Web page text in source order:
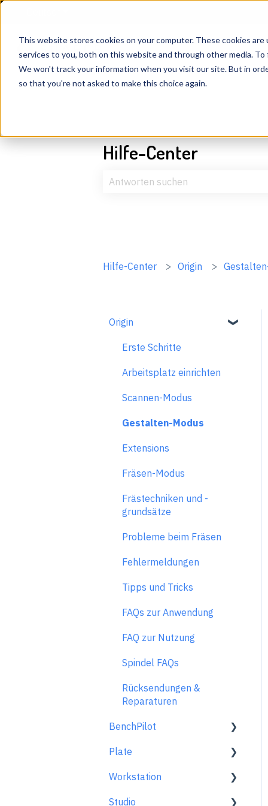
This website stores cookies on your computer. These cookies
services to you, both on this website and through other media.
We won't track your information when you visit our site. But in
so that you're not asked to make this choice again.
Hilfe-Center
Hilfe-Center Origin
Origin
Erste Schritte
Arbeitsplatz einrichten
Scannen-Modus
Gestalten-Modus
Extensions
Fräsen-Modus
Frästechniken und -
grundsätze
Probleme beim Fräsen
Fehlermeldungen
Tipps und Tricks
FAQs zur Anwendung
FAQ zur Nutzung
Spindel FAQs
Rücksendungen &
Reparaturen
BenchPilot
Mit BenchPilot verbinden
Einstellungen vor dem
Plate
Allgemein
Im Überblick
Workstation
Generelle Informationen
Studio